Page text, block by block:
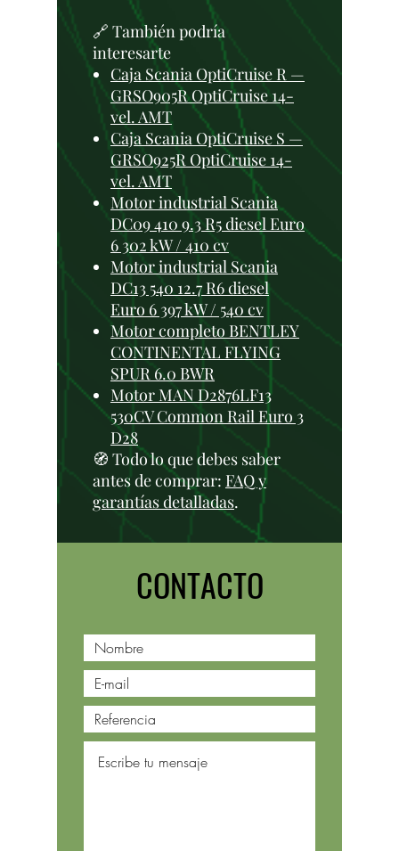
🔗 También podría
interesarte
Caja Scania OptiCruise R —
GRSO905R OptiCruise 14-
vel. AMT
Caja Scania OptiCruise S —
GRSO925R OptiCruise 14-
vel. AMT
Motor industrial Scania
DC09 410 9.3 R5 diesel Euro
6 302 kW / 410 cv
Motor industrial Scania
DC13 540 12.7 R6 diesel
Euro 6 397 kW / 540 cv
Motor completo BENTLEY
CONTINENTAL FLYING
SPUR 6.0 BWR
Motor MAN D2876LF13
530CV Common Rail Euro 3
D28
🧭 Todo lo que debes saber
antes de comprar: FAQ y
garantías detalladas.
CONTACTO